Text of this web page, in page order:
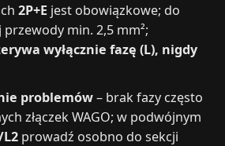
2P+E jest obowiązkowe; do
min. 2,5 mm²;
wyłącznie fazę (L), nigdy
problemów– brak fazy często
złączek WAGO; w podwójnym
L2 prowadź osobno do sekcji